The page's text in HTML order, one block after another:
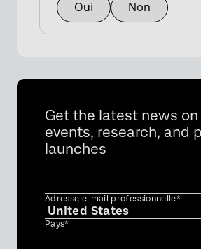
Oui
Non
Get the latest news on
events, research, and
launches
Adresse e-mail professionnelle*
Pays*